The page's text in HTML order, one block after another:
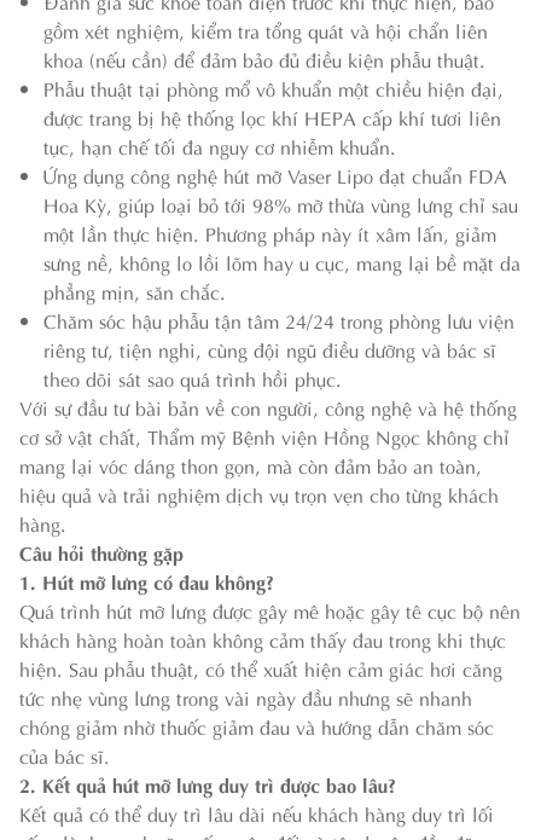
gồm xét nghiệm, kiểm tra tổng quát và hội chẩn liên
khoa (nếu cần) để đảm bảo đủ điều kiện phẫu thuật.
Phẫu thuật tại phòng mổ vô khuẩn một chiều hiện đại,
được trang bị hệ thống lọc khí HEPA cấp khí tươi liên
tục, hạn chế tối đa nguy cơ nhiễm khuẩn.
Ứng dụng công nghệ hút mỡ Vaser Lipo đạt chuẩn FDA
Hoa Kỳ, giúp loại bỏ tới 98% mỡ thừa vùng lưng chỉ sau
một lần thực hiện. Phương pháp này ít xâm lấn, giảm
sưng nề, không lo lồi lõm hay u cục, mang lại bề mặt da
phẳng mịn, săn chắc.
Chăm sóc hậu phẫu tận tâm 24/24 trong phòng lưu viện
riêng tư, tiện nghi, cùng đội ngũ điều dưỡng và bác sĩ
theo dõi sát sao quá trình hồi phục.
Với sự đầu tư bài bản về con người, công nghệ và hệ thống
cơ sở vật chất, Thẩm mỹ Bệnh viện Hồng Ngọc không chỉ
mang lại vóc dáng thon gọn, mà còn đảm bảo an toàn,
hiệu quả và trải nghiệm dịch vụ trọn vẹn cho từng khách
hàng.
Câu hỏi thường gặp
1. Hút mỡ lưng có đau không?
Quá trình hút mỡ lưng được gây mê hoặc gây tê cục bộ nên
khách hàng hoàn toàn không cảm thấy đau trong khi thực
hiện. Sau phẫu thuật, có thể xuất hiện cảm giác hơi căng
tức nhẹ vùng lưng trong vài ngày đầu nhưng sẽ nhanh
chóng giảm nhờ thuốc giảm đau và hướng dẫn chăm sóc
của bác sĩ.
2. Kết quả hút mỡ lưng duy trì được bao lâu?
Kết quả có thể duy trì lâu dài nếu khách hàng duy trì lối